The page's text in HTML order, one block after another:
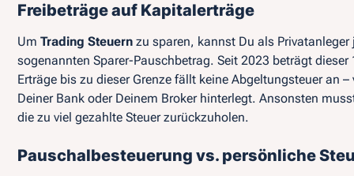
Freibeträge auf Kapitalerträge
UmTrading Steuern zu sparen, kannst Du als
sogenannten Sparer-Pauschbetrag. Seit 2023 beträgt
Erträge bis zu dieser Grenze fällt keine Abgeltungsteuer an
Deiner Bank oder Deinem Broker hinterlegt. Ansonsten
die zu viel gezahlte Steuer zurückzuholen.
Pauschalbesteuerung vs. persönliche